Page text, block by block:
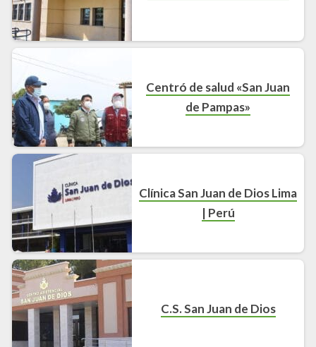
Centró de salud «San Juan
de Pampas»
Clínica San Juan de Dios Lima
| Perú
C.S. San Juan de Dios